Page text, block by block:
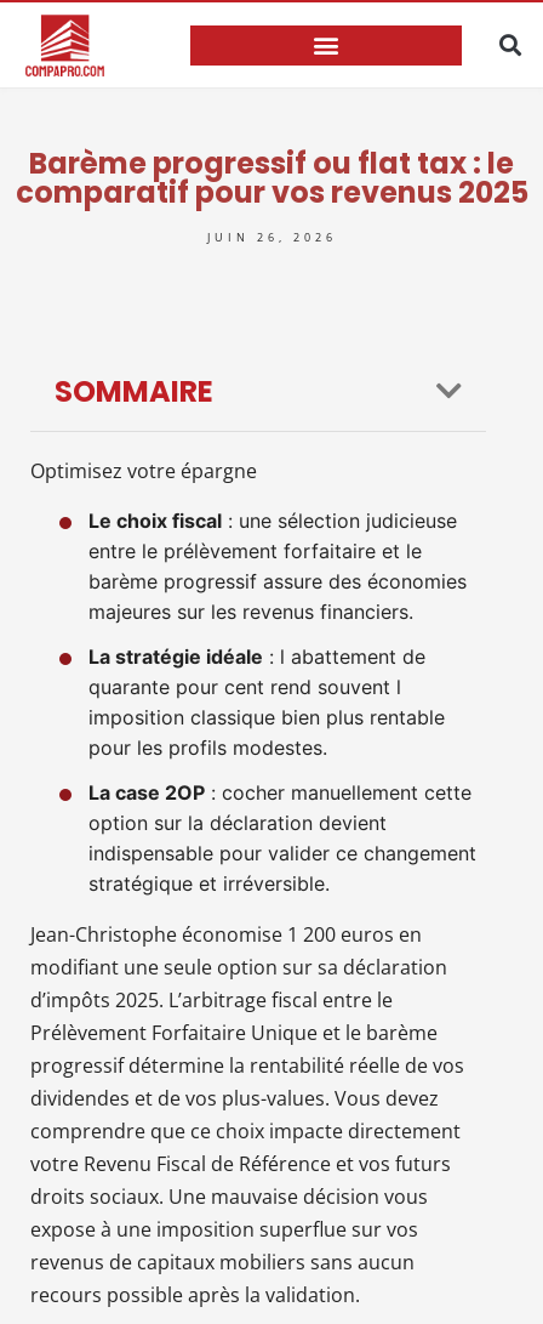
Barème progressif ou flat tax : le
comparatif pour vos revenus 2025
JUIN 26, 2026
SOMMAIRE
Optimisez votre épargne
Le choix fiscal : une sélection judicieuse
entre le prélèvement forfaitaire et le
barème progressif assure des économies
majeures sur les revenus financiers.
La stratégie idéale : l abattement de
quarante pour cent rend souvent l
imposition classique bien plus rentable
pour les profils modestes.
La case 2OP : cocher manuellement cette
option sur la déclaration devient
indispensable pour valider ce changement
stratégique et irréversible.
Jean-Christophe économise 1 200 euros en
modifiant une seule option sur sa déclaration
d’impôts 2025. L’arbitrage fiscal entre le
Prélèvement Forfaitaire Unique et le barème
progressif détermine la rentabilité réelle de vos
dividendes et de vos plus-values. Vous devez
comprendre que ce choix impacte directement
votre Revenu Fiscal de Référence et vos futurs
droits sociaux. Une mauvaise décision vous
expose à une imposition superflue sur vos
revenus de capitaux mobiliers sans aucun
recours possible après la validation.